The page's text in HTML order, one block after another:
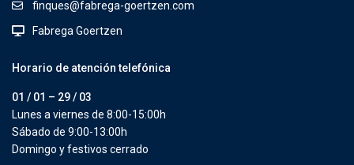
finques@fabrega-goertzen.com
Fabrega Goertzen
Horario de atención telefónica
01 / 01 – 29 / 03
Lunes a viernes de 8:00-15:00h
Sábado de 9:00-13:00h
Domingo y festivos cerrado